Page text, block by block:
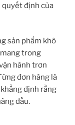
quyết định của
sản phẩm khô
trong
hành trơn
đơn hàng là
định rằng
đầu.